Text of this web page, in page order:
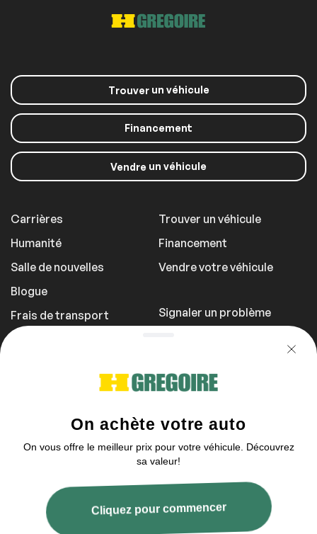
Trouverun véhicule
Financement
Vendre un véhicule
Carrières
Humanité
Salle de nouvelles
Blogue
Frais de transport
Trouver un véhicule
Financement
Vendre votre véhicule
Signaler un problème
Vous pouvez nous contacter entre 9h et
2003–2026 © HGrégoire, tous droits réservés.